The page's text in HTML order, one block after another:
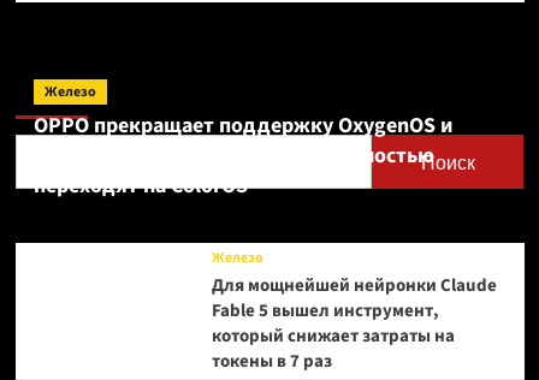
работы
по
выжидает
Поиск
Поиск
Железо
OPPO прекращает поддержку OxygenOS и
Realme UI — OnePlus и realme полностью
переходят на ColorOS
Железо
Для мощнейшей нейронки Claude
Fable 5 вышел инструмент,
который снижает затраты на
токены в 7 раз